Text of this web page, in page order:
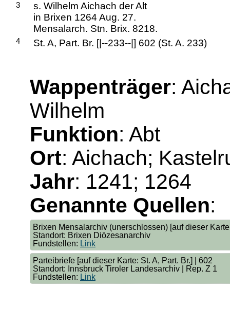
3
s. Wilhelm Aichach der Alt
in Brixen 1264 Aug. 27.
Mensalarch. Stn. Brix. 8218.
4 St. A, Part. Br. [|--233--|] 602 (St. A. 233)
Wappenträger:
Wilhelm
Funktion: Abt
Ort: Aichach;
Jahr: 1241; 1264
Genannte Quellen:
Brixen Mensalarchiv (unerschlossen) [auf dieser
Standort: Brixen Diözesanarchiv
Fundstellen: Link
Parteibriefe [auf dieser Karte: St. A, Part. Br.] | 602
Standort: Innsbruck Tiroler Landesarchiv | Rep. Z 1
Fundstellen: Link